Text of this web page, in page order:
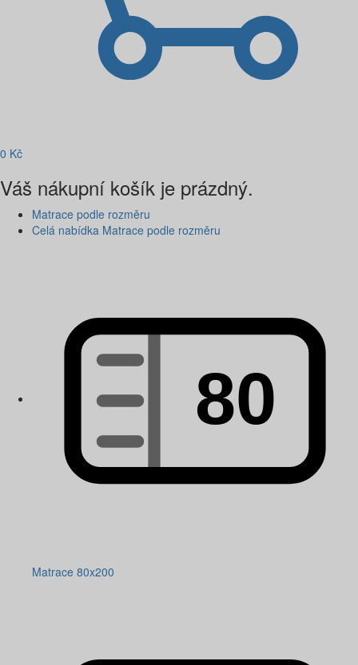
0 Kč
Váš nákupní košík je prázdný.
Matrace podle rozměru
Celá nabídka Matrace podle rozměru
Matrace 80x200